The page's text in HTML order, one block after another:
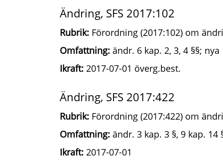
Ändring, SFS 2017:102
Rubrik: Förordning (2017:102) om
Omfattning: ändr. 6 kap. 2, 3, 4 §§;
Ikraft: 2017-07-01 överg.best.
Ändring, SFS 2017:422
Rubrik: Förordning (2017:422) om
Omfattning: ändr. 3 kap. 3 §, 9 kap. 14
Ikraft: 2017-07-01